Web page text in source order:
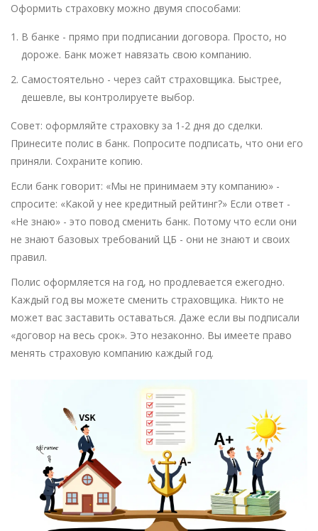
Оформить страховку можно двумя способами:
В банке - прямо при подписании договора. Просто, но
дороже. Банк может навязать свою компанию.
Самостоятельно - через сайт страховщика. Быстрее,
дешевле, вы контролируете выбор.
Совет: оформляйте страховку за 1-2 дня до сделки.
Принесите полис в банк. Попросите подписать, что они его
приняли. Сохраните копию.
Если банк говорит: «Мы не принимаем эту компанию» -
спросите: «Какой у нее кредитный рейтинг?» Если ответ -
«Не знаю» - это повод сменить банк. Потому что если они
не знают базовых требований ЦБ - они не знают и своих
правил.
Полис оформляется на год, но продлевается ежегодно.
Каждый год вы можете сменить страховщика. Никто не
может вас заставить оставаться. Даже если вы подписали
«договор на весь срок». Это незаконно. Вы имеете право
менять страховую компанию каждый год.